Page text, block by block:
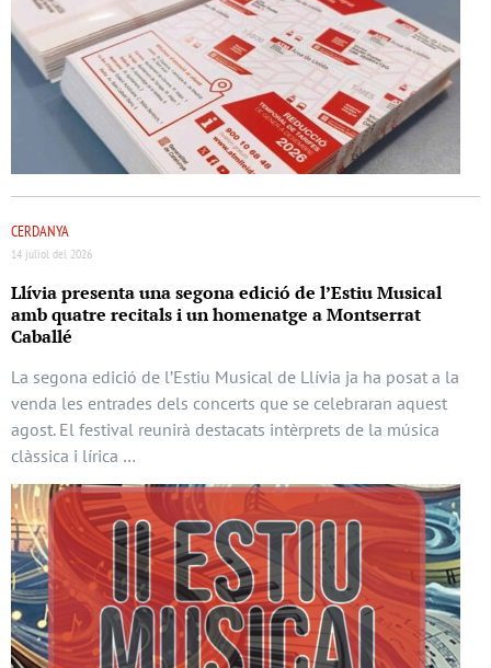
CERDANYA
14 juliol del 2026
Llívia presenta una segona edició de l’Estiu Musical
amb quatre recitals i un homenatge a Montserrat
Caballé
La segona edició de l’Estiu Musical de Llívia ja ha posat a la
venda les entrades dels concerts que se celebraran aquest
agost. El festival reunirà destacats intèrprets de la música
clàssica i lírica …